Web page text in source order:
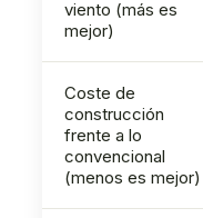
viento (más es
mejor)
Coste de
construcción
frente a lo
convencional
(menos es mejor)